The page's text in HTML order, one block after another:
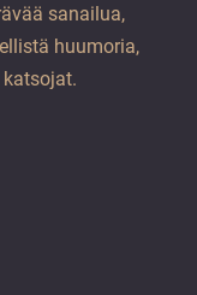
sanailua,
huumoria,